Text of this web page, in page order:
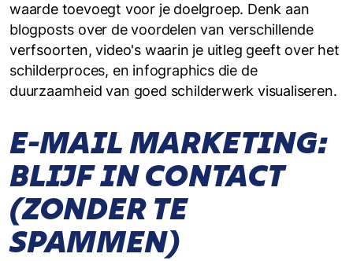
waarde toevoegt voor je doelgroep. Denk aan
blogposts over de voordelen van verschillende
verfsoorten, video's waarin je uitleg geeft over het
schilderproces, en infographics die de
duurzaamheid van goed schilderwerk visualiseren.
E-MAIL MARKETING:
BLIJF IN CONTACT
(ZONDER TE
SPAMMEN)